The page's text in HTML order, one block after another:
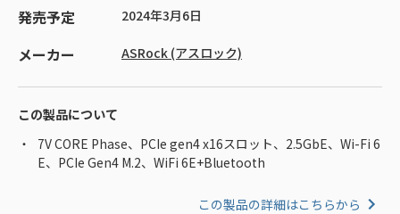
発売予定 2024年3月6日
メーカー ASRock (アスロック)
この製品について
7V CORE Phase、PCIe gen4 x16スロット、2.5GbE、Wi-Fi 6
E、PCIe Gen4 M.2、WiFi 6E+Bluetooth
この製品の詳細はこちらから